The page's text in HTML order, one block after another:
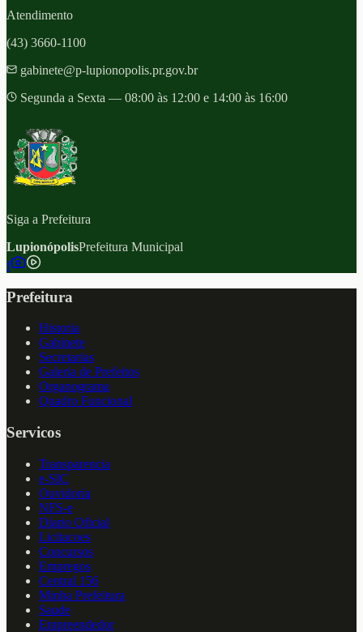
Atendimento
(43) 3660-1100
gabinete@p-lupionopolis.pr.gov.br
Segunda a Sexta — 08:00 às 12:00 e 14:00 às 16:00
Siga a Prefeitura
LupionópolisPrefeitura Municipal
f
Prefeitura
Historia
Gabinete
Secretarias
Galeria de Prefeitos
Organograma
Quadro Funcional
Servicos
Transparencia
e-SIC
Ouvidoria
NFS-e
Diario Oficial
Licitacoes
Concursos
Empregos
Central 156
Minha Prefeitura
Saude
Empreendedor